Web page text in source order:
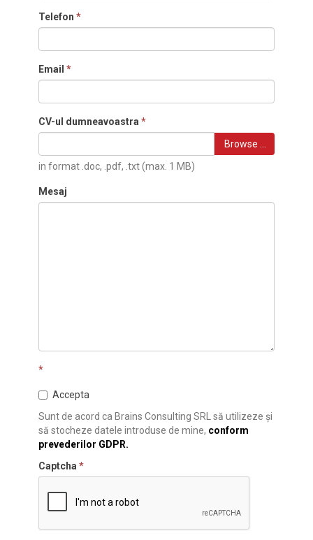
Telefon *
Email *
CV-ul dumneavoastra *
Browse …
in format .doc, .pdf, .txt (max. 1 MB)
Mesaj
*
Accepta
Sunt de acord ca Brains Consulting SRL să utilizeze și
să stocheze datele introduse de mine, conform
prevederilor GDPR.
Captcha *